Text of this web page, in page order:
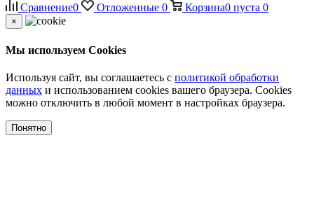
Сравнение0 Отложенные 0 Корзина0 пуста 0
×
Мы используем Cookies
Используя сайт, вы соглашаетесь с политикой обработки
данных и использованием cookies вашего браузера. Cookies
можно отключить в любой момент в настройках браузера.
Понятно